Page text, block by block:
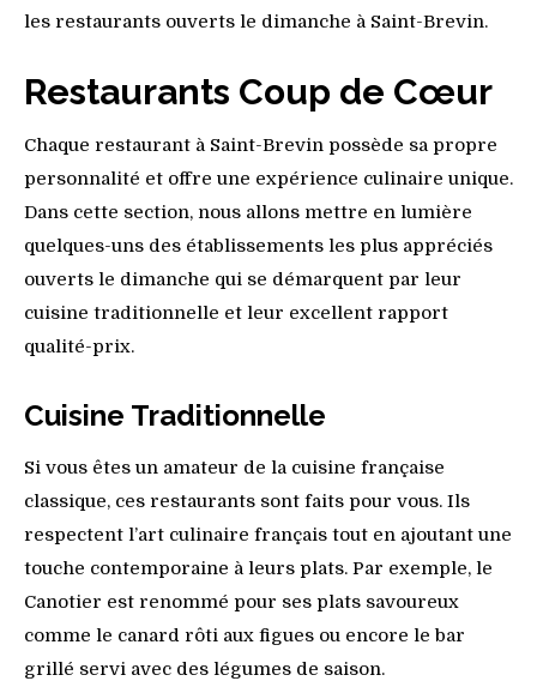
les restaurants ouverts le dimanche à Saint-Brevin.
Restaurants Coup de Cœur
Chaque restaurant à Saint-Brevin possède sa propre
personnalité et offre une expérience culinaire unique.
Dans cette section, nous allons mettre en lumière
quelques-uns des établissements les plus appréciés
ouverts le dimanche qui se démarquent par leur
cuisine traditionnelle et leur excellent rapport
qualité-prix.
Cuisine Traditionnelle
Si vous êtes un amateur de la cuisine française
classique, ces restaurants sont faits pour vous. Ils
respectent l’art culinaire français tout en ajoutant une
touche contemporaine à leurs plats. Par exemple, le
Canotier est renommé pour ses plats savoureux
comme le canard rôti aux figues ou encore le bar
grillé servi avec des légumes de saison.